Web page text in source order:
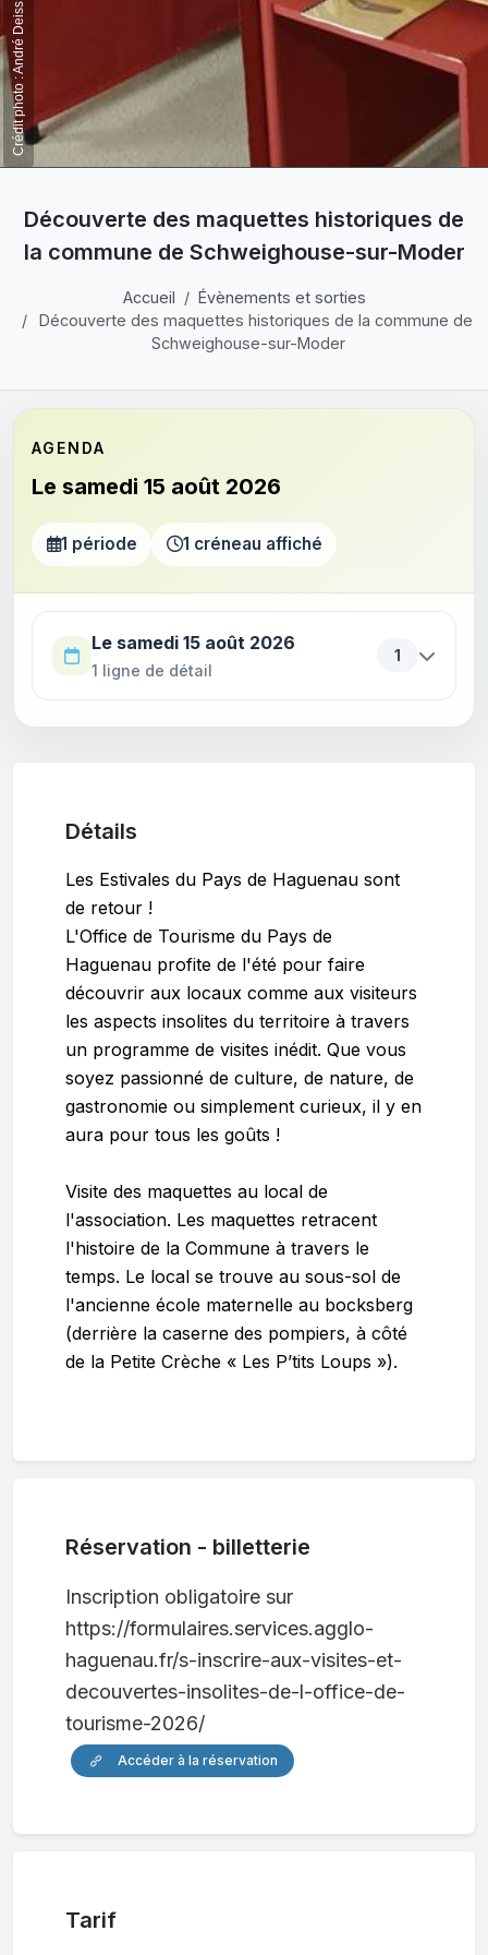
Crédit photo : André Deiss
Découverte des maquettes historiques de
la commune de Schweighouse-sur-Moder
Accueil
Évènements et sorties
Découverte des maquettes historiques de la commune de
Schweighouse-sur-Moder
AGENDA
Le samedi 15 août 2026
1 période 1 créneau affiché
Le samedi 15 août 2026
1 ligne de détail
1
Détails
Les Estivales du Pays de Haguenau sont
de retour !
L'Office de Tourisme du Pays de
Haguenau profite de l'été pour faire
découvrir aux locaux comme aux visiteurs
les aspects insolites du territoire à travers
un programme de visites inédit. Que vous
soyez passionné de culture, de nature, de
gastronomie ou simplement curieux, il y en
aura pour tous les goûts !
Visite des maquettes au local de
l'association. Les maquettes retracent
l'histoire de la Commune à travers le
temps. Le local se trouve au sous-sol de
l'ancienne école maternelle au bocksberg
(derrière la caserne des pompiers, à côté
de la Petite Crèche « Les P’tits Loups »).
Réservation - billetterie
Inscription obligatoire sur
https://formulaires.services.agglo-
haguenau.fr/s-inscrire-aux-visites-et-
decouvertes-insolites-de-l-office-de-
tourisme-2026/
Accéder à la réservation
Tarif